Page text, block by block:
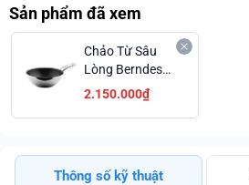
Sản phẩm đã xem
Chảo Từ Sâu
Lòng Berndes
Wokpan Inse
2.150.000₫
Thông số kỹ thuật